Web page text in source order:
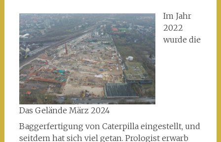
Das Gelände März 2024
Im Jahr
2022
wurde die
Baggerfertigung von Caterpilla eingestellt, und
seitdem hat sich viel getan. Prologist erwarb